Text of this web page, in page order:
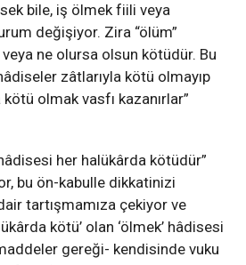
bile, iş ölmek fiili veya
değişiyor. Zira “ölüm”
ne olursa olsun kötüdür. Bu
zâtlarıyla kötü olmayıp
olmak vasfı kazanırlar”
her halükârda kötüdür”
bu ön-kabulle dikkatinizi
tartışmamıza çekiyor ve
kötü’ olan ‘ölmek’ hâdisesi
gereği- kendisinde vuku